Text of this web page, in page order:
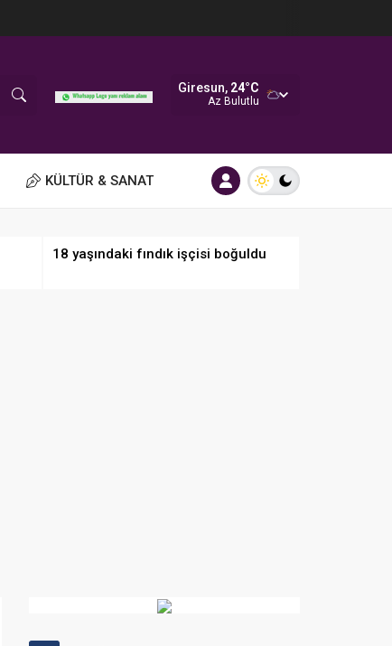
Giresun, 24°C
Az Bulutlu
KÜLTÜR & SANAT
18 yaşındaki fındık işçisi boğuldu